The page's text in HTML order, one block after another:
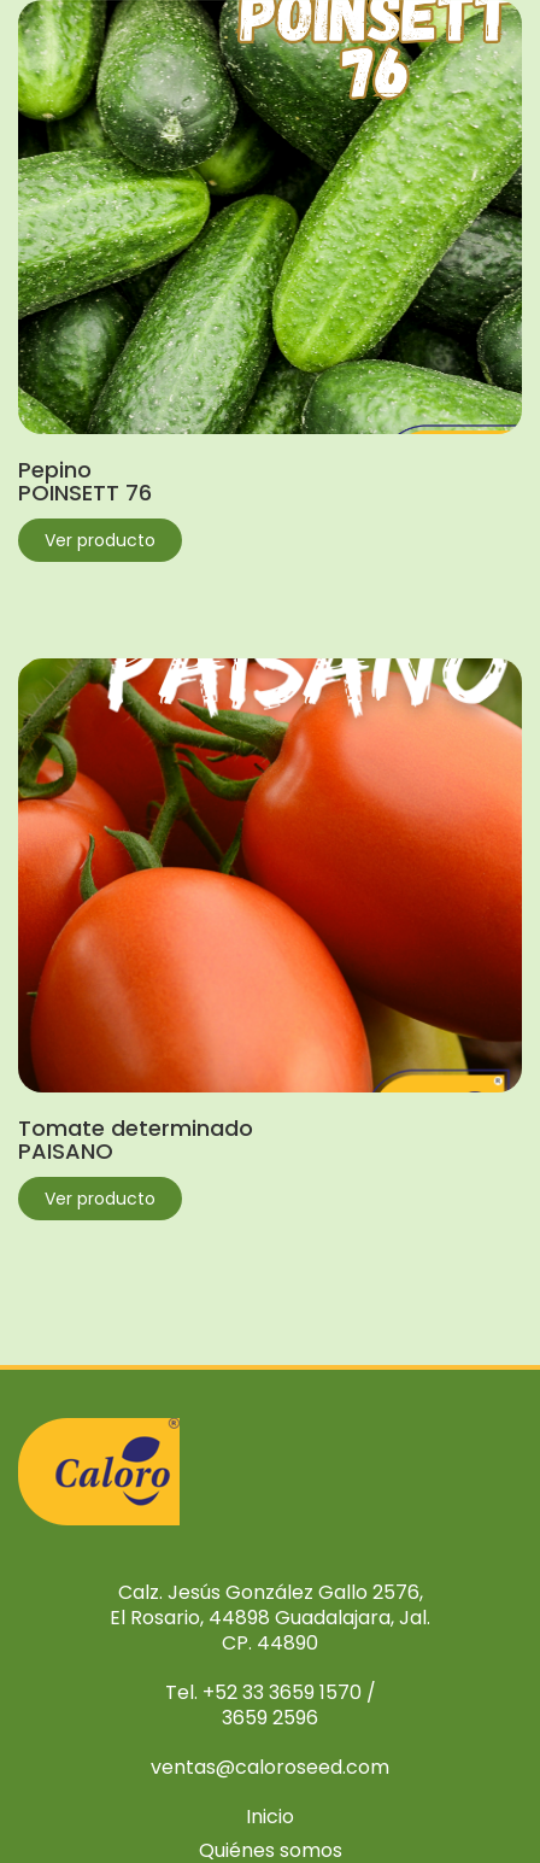
Pepino
POINSETT 76
Ver producto
Tomate determinado
PAISANO
Ver producto
Calz. Jesús González Gallo 2576,
El Rosario, 44898 Guadalajara, Jal.
CP. 44890
Tel. +52 33 3659 1570 /
3659 2596
ventas@caloroseed.com
Inicio
Quiénes somos